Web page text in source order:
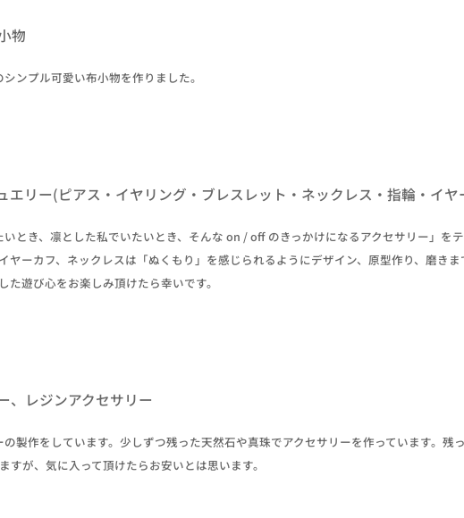
物
ンプル可愛い布小物を作りました。
エリー(ピアス・イヤリング・ブレスレット・ネックレス・指輪・イヤ
とき、凛とした私でいたいとき、そんな on / off のきっかけになるアクセサリー」を
ヤーカフ、ネックレスは「ぬくもり」を感じられるようにデザイン、原型作り、磨き
た遊び心をお楽しみ頂けたら幸いです。
、レジンアクセサリー
の製作をしています。少しずつ残った天然石や真珠でアクセサリーを作っています。残
すが、気に入って頂けたらお安いとは思います。